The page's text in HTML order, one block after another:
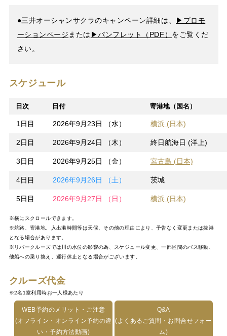
●三井オーシャンサクラのキャンペーン詳細は、
▶プロモ
ーションページ または ▶パンフレット（PDF） をご覧くだ
さい。
スケジュール
日次 日付 寄港地（国名）
1日目 2026年9月23日 （水） 横浜 (日本)
2日目 2026年9月24日 （木） 終日航海日 (洋上)
3日目 2026年9月25日 （金） 宮古島 (日本)
4日目 2026年9月26日 （土） 茨城
5日目 2026年9月27日 （日） 横浜 (日本)
※横にスクロールできます。
※航路、寄港地、入出港時間等は天候、その他の理由により、予告なく変更または抜港
となる場合があります。
※リバークルーズでは川の水位の影響の為、スケジュール変更、一部区間のバス移動、
他船への乗り換え、運行休止となる場合がございます。
クルーズ代金
※2名1室利用時お一人様あたり
WEB予約のメリット・ご注意
(オフライン・オンライン予約の違
い・予約方法動画)
Q&A
(よくあるご質問・お問合せフォー
ム)